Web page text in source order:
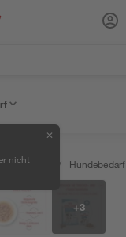
nicht
✕
Tierbedarf / Hundebedarf
+3